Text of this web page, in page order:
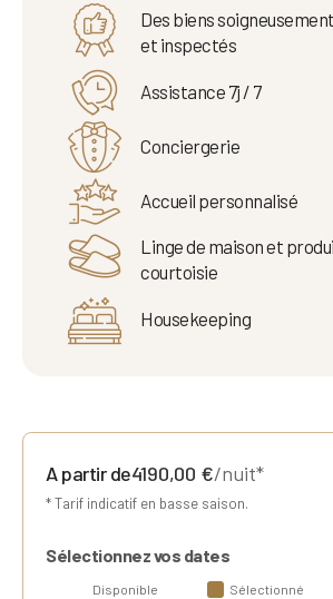
Des biens
et inspectés
Assistance 7j / 7
Conciergerie
Accueil personnalisé
Linge de maison et
courtoisie
Housekeeping
A partir de4190,00 €/nuit*
* Tarif indicatif en basse saison.
Sélectionnez vos dates
Disponible Sélectionné